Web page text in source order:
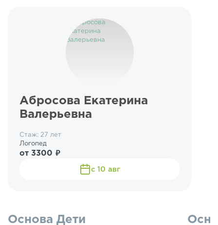
Абросова Екатерина
Валерьевна
Стаж: 27 лет
Логопед
от 3300 ₽
с 10 авг
Основа Дети